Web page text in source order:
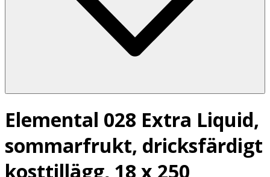
Elemental 028 Extra Liquid,
sommarfrukt, dricksfärdigt
kosttillägg, 18 x 250